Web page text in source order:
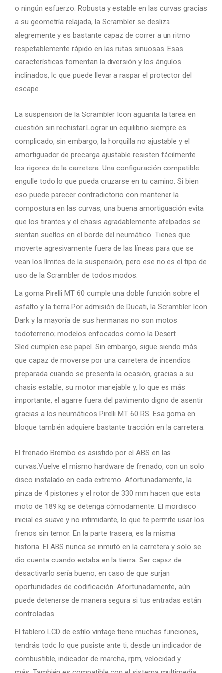
o ningún esfuerzo. Robusta y estable en las curvas gracias
a su geometría relajada, la Scrambler se desliza
alegremente y es bastante capaz de correr a un ritmo
respetablemente rápido en las rutas sinuosas. Esas
características fomentan la diversión y los ángulos
inclinados, lo que puede llevar a raspar el protector del
escape.
La suspensión de la Scrambler Icon aguanta la tarea en
cuestión sin rechistar.Lograr un equilibrio siempre es
complicado, sin embargo, la horquilla no ajustable y el
amortiguador de precarga ajustable resisten fácilmente
los rigores de la carretera. Una configuración compatible
engulle todo lo que pueda cruzarse en tu camino. Si bien
eso puede parecer contradictorio con mantener la
compostura en las curvas, una buena amortiguación evita
que los tirantes y el chasis agradablemente afelpados se
sientan sueltos en el borde del neumático. Tienes que
moverte agresivamente fuera de las líneas para que se
vean los límites de la suspensión, pero ese no es el tipo de
uso de la Scrambler de todos modos.
La goma Pirelli MT 60 cumple una doble función sobre el
asfalto y la tierra.Por admisión de Ducati, la Scrambler Icon
Dark y la mayoría de sus hermanas no son motos
todoterreno; modelos enfocados como la Desert
Sled cumplen ese papel. Sin embargo, sigue siendo más
que capaz de moverse por una carretera de incendios
preparada cuando se presenta la ocasión, gracias a su
chasis estable, su motor manejable y, lo que es más
importante, el agarre fuera del pavimento digno de asentir
gracias a los neumáticos Pirelli MT 60 RS. Esa goma en
bloque también adquiere bastante tracción en la carretera.
El frenado Brembo es asistido por el ABS en las
curvas.Vuelve el mismo hardware de frenado, con un solo
disco instalado en cada extremo. Afortunadamente, la
pinza de 4 pistones y el rotor de 330 mm hacen que esta
moto de 189 kg se detenga cómodamente. El mordisco
inicial es suave y no intimidante, lo que te permite usar los
frenos sin temor. En la parte trasera, es la misma
historia. El ABS nunca se inmutó en la carretera y solo se
dio cuenta cuando estaba en la tierra. Ser capaz de
desactivarlo sería bueno, en caso de que surjan
oportunidades de codificación. Afortunadamente, aún
puede detenerse de manera segura si tus entradas están
controladas.
El tablero LCD de estilo vintage tiene muchas funciones,
tendrás todo lo que pusiste ante ti, desde un indicador de
combustible, indicador de marcha, rpm, velocidad y